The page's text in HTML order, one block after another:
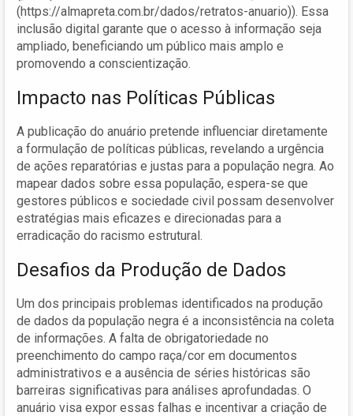
(https://almapreta.com.br/dados/retratos-anuario)). Essa
inclusão digital garante que o acesso à informação seja
ampliado, beneficiando um público mais amplo e
promovendo a conscientização.
Impacto nas Políticas Públicas
A publicação do anuário pretende influenciar diretamente
a formulação de políticas públicas, revelando a urgência
de ações reparatórias e justas para a população negra. Ao
mapear dados sobre essa população, espera-se que
gestores públicos e sociedade civil possam desenvolver
estratégias mais eficazes e direcionadas para a
erradicação do racismo estrutural.
Desafios da Produção de Dados
Um dos principais problemas identificados na produção
de dados da população negra é a inconsistência na coleta
de informações. A falta de obrigatoriedade no
preenchimento do campo raça/cor em documentos
administrativos e a ausência de séries históricas são
barreiras significativas para análises aprofundadas. O
anuário visa expor essas falhas e incentivar a criação de